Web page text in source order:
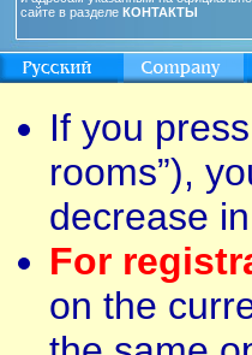
сайте в разделе КОНТАКТЫ
If you
rooms”),
decrease
For
on the